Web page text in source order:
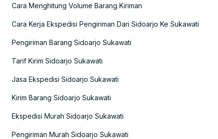
Cara Menghitung Volume Barang Kiriman
Cara Kerja Ekspedisi Pengiriman Dari Sidoarjo Ke Sukawati
Pengiriman Barang Sidoarjo Sukawati
Tarif Kirim Sidoarjo Sukawati
Jasa Ekspedisi Sidoarjo Sukawati
Kirim Barang Sidoarjo Sukawati
Ekspedisi Murah Sidoarjo Sukawati
Pengiriman Murah Sidoarjo Sukawati